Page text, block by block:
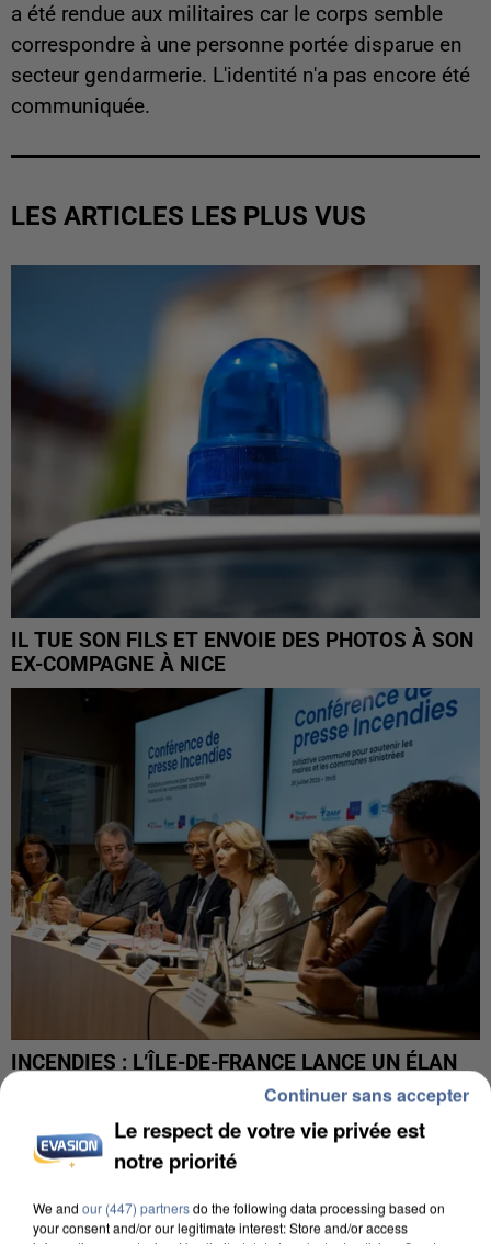
a été rendue aux militaires car le corps semble
correspondre à une personne portée disparue en
secteur gendarmerie. L'identité n'a pas encore été
communiquée.
LES ARTICLES LES PLUS VUS
IL TUE SON FILS ET ENVOIE DES PHOTOS À SON
EX-COMPAGNE À NICE
INCENDIES : L’ÎLE-DE-FRANCE LANCE UN ÉLAN
DE SOLIDARITÉ AVEC LES...
Le respect de votre vie privée est
notre priorité
We and our (447) partnersdo the following data processing based on
your consent and/or our legitimate interest: Store and/or access
Continuer sans accepter